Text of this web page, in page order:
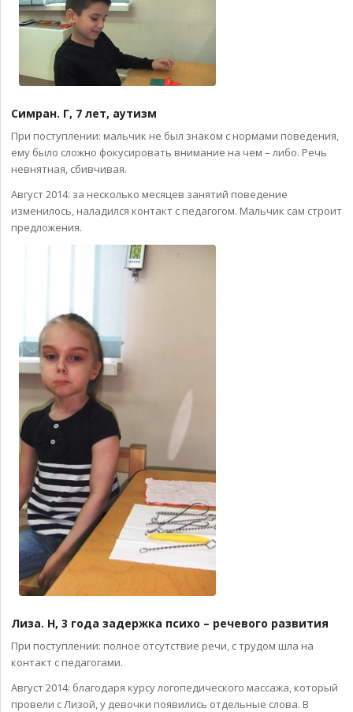
Симран. Г, 7 лет, аутизм
При поступлении: мальчик не был знаком с нормами поведения,
ему было сложно фокусировать внимание на чем – либо. Речь
невнятная, сбивчивая.
Август 2014: за несколько месяцев занятий поведение
изменилось, наладился контакт с педагогом. Мальчик сам строит
предложения.
Лиза. Н, 3 года задержка психо – речевого развития
При поступлении: полное отсутствие речи, с трудом шла на
контакт с педагогами.
Август 2014: благодаря курсу логопедического массажа, который
провели с Лизой, у девочки появились отдельные слова. В